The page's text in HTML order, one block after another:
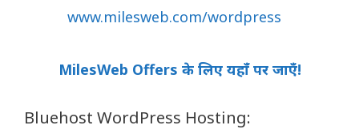
www.milesweb.com/wordpress
MilesWeb Offers के लिए यहाँ पर जाएँ!
Bluehost WordPress Hosting: